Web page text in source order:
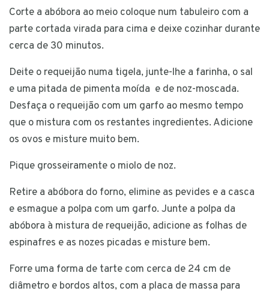
Corte a abóbora ao meio coloque num tabuleiro com a
parte cortada virada para cima e deixe cozinhar durante
cerca de 30 minutos.
Deite o requeijão numa tigela, junte-lhe a farinha, o sal
e uma pitada de pimenta moída e de noz-moscada.
Desfaça o requeijão com um garfo ao mesmo tempo
que o mistura com os restantes ingredientes. Adicione
os ovos e misture muito bem.
Pique grosseiramente o miolo de noz.
Retire a abóbora do forno, elimine as pevides e a casca
e esmague a polpa com um garfo. Junte a polpa da
abóbora à mistura de requeijão, adicione as folhas de
espinafres e as nozes picadas e misture bem.
Forre uma forma de tarte com cerca de 24 cm de
diâmetro e bordos altos, com a placa de massa para